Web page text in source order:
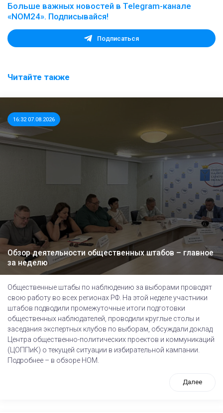
Больше важных новостей в Telegram-канале
«NOM24». Подписывайся!
Подписаться
Читайте также
16:32 07.08.2026
Обзор деятельности общественных штабов – главное
за неделю
Общественные штабы по наблюдению за выборами проводят
свою работу во всех регионах РФ. На этой неделе участники
штабов подводили промежуточные итоги подготовки
общественных наблюдателей, проводили круглые столы и
заседания экспертных клубов по выборам, обсуждали доклад
Центра общественно-политических проектов и коммуникаций
(ЦОППиК) о текущей ситуации в избирательной кампании.
Подробнее – в обзоре НОМ.
Далее